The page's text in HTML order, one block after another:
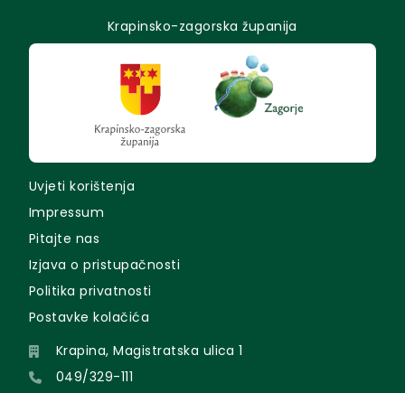
Krapinsko-zagorska županija
Uvjeti korištenja
Impressum
Pitajte nas
Izjava o pristupačnosti
Politika privatnosti
Postavke kolačića
Krapina, Magistratska ulica 1
049/329-111